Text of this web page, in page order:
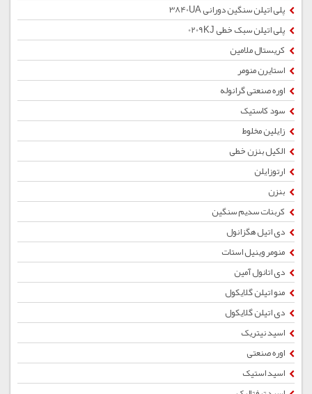
پلی اتیلن سنگین دورانی 3840UA
پلی اتیلن سبک خطی 0209KJ
کریستال ملامین
استایرن منومر
اوره صنعتی گرانوله
سود کاستیک
زایلین مخلوط
الکیل بنزن خطی
ارتوزایلن
بنزن
کربنات سدیم سنگین
دی اتیل هگزانول
منومر وینیل استات
دی اتانول آمین
منو اتیلن گلایکول
دی اتیلن گلایکول
اسید نیتریک
اوره صنعتی
اسید استیک